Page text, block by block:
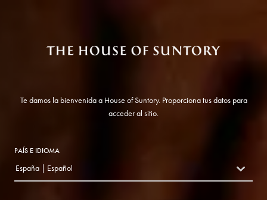
Te damos la bienvenida a House of Suntory. Proporciona tus datos para
acceder al sitio.
PAÍS E IDIOMA
countryDropdown
España | Español